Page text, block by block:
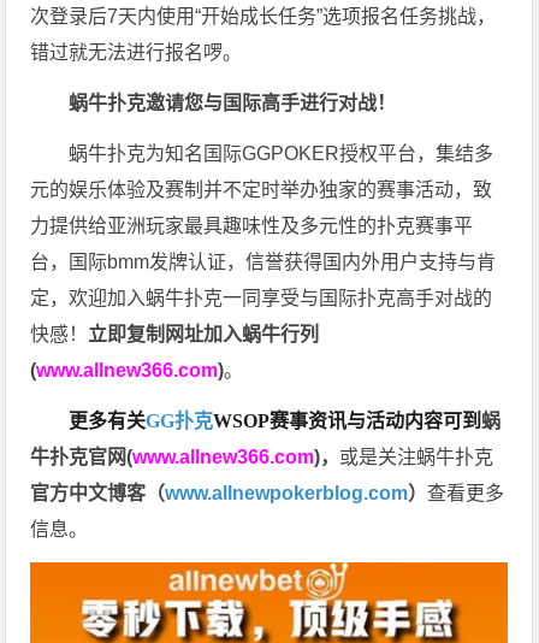
次登录后7天内使用“开始成长任务”选项报名任务挑战，
错过就无法进行报名啰。
蜗牛扑克邀请您与国际高手进行对战！
蜗牛扑克为知名国际GGPOKER授权平台，集结多
元的娱乐体验及赛制并不定时举办独家的赛事活动，致
力提供给亚洲玩家最具趣味性及多元性的扑克赛事平
台，国际bmm发牌认证，信誉获得国内外用户支持与肯
定，欢迎加入蜗牛扑克一同享受与国际扑克高手对战的
快感！ 立即复制网址加入蜗牛行列
(www.allnew366.com)。
更多有关GG扑克WSOP赛事资讯与活动内容可到 蜗
牛扑克官网(www.allnew366.com)， 或是关注蜗牛扑克
官方中文博客（www.allnewpokerblog.com）查看更多
信息。